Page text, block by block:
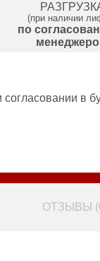
(при наличии
по
в
ОТЗЫВЫ (